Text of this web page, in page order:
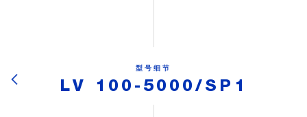
型号细节
LV 100-5000/SP1